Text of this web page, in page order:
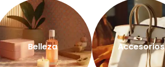
Belleza Accesorios